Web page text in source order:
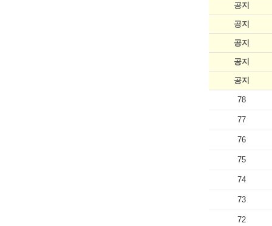
공지
공지
공지
공지
공지
78
77
76
75
74
73
72